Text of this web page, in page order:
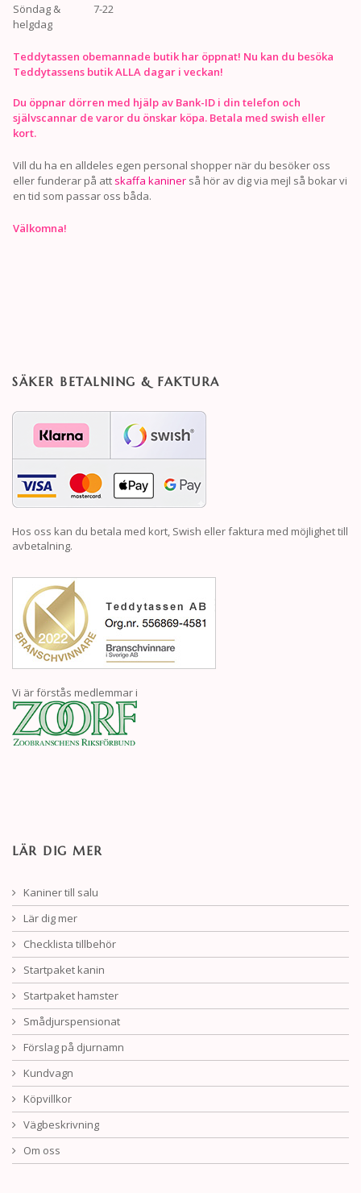
Söndag &
helgdag
7-22
Teddytassen obemannade butik har öppnat! Nu kan du besöka
Teddytassens butik ALLA dagar i veckan!
Du öppnar dörren med hjälp av Bank-ID i din telefon och
självscannar de varor du önskar köpa. Betala med swish eller
kort.
Vill du ha en alldeles egen personal shopper när du besöker oss
eller funderar på att skaffa kaniner så hör av dig via mejl så bokar vi
en tid som passar oss båda.
Välkomna!
SÄKER BETALNING & FAKTURA
Hos oss kan du betala med kort, Swish eller faktura med möjlighet till
avbetalning.
Vi är förstås medlemmar i
LÄR DIG MER
Kaniner till salu
Lär dig mer
Checklista tillbehör
Startpaket kanin
Startpaket hamster
Smådjurspensionat
Förslag på djurnamn
Kundvagn
Köpvillkor
Vägbeskrivning
Om oss